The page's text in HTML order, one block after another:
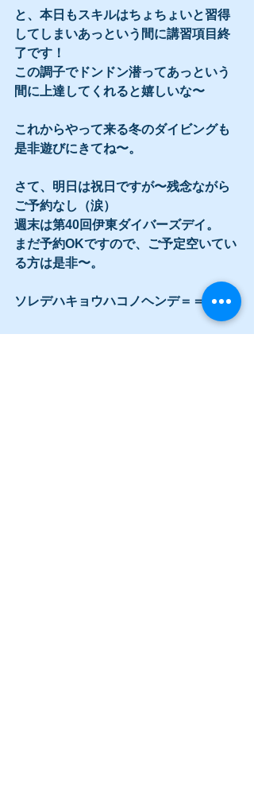
と、本日もスキルはちょちょいと習得
してしまいあっという間に講習項目終
了です！
この調子でドンドン潜ってあっという
間に上達してくれると嬉しいな〜
これからやって来る冬のダイビングも
是非遊びにきてね〜。
さて、明日は祝日ですが〜残念ながら
ご予約なし（涙）
週末は第40回伊東ダイバーズデイ。
まだ予約OKですので、ご予定空いてい
る方は是非〜。
ソレデハキョウハコノヘンデ＝＝＝３